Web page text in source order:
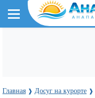
Главная ❱ Досуг на курорте ❱